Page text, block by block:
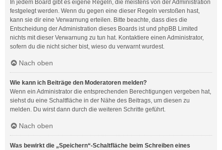
In jedem Board gibt es eigene Regeln, die meistens von der Administration
festgelegt werden. Wenn du gegen eine dieser Regeln verstoßen hast,
kann sie dir eine Verwarnung erteilen. Bitte beachte, dass dies die
Entscheidung der Administration dieses Boards ist und phpBB Limited
nichts mit dieser Verwarnung zu tun hat. Kontaktiere einen Administrator,
sofern du die nicht sicher bist, wieso du verwarnt wurdest.
Nach oben
Wie kann ich Beiträge den Moderatoren melden?
Wenn ein Administrator die entsprechenden Berechtigungen vergeben hat,
siehst du eine Schaltfläche in der Nähe des Beitrags, um diesen zu
melden. Du wirst dann durch die weiteren Schritte geführt.
Nach oben
Was bewirkt die „Speichern“-Schaltfläche beim Schreiben eines